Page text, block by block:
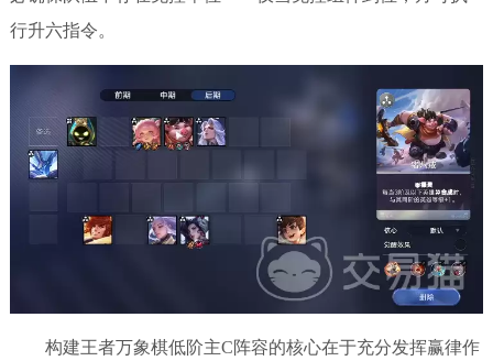
行升六指令。
构建王者万象棋低阶主C阵容的核心在于充分发挥赢律作